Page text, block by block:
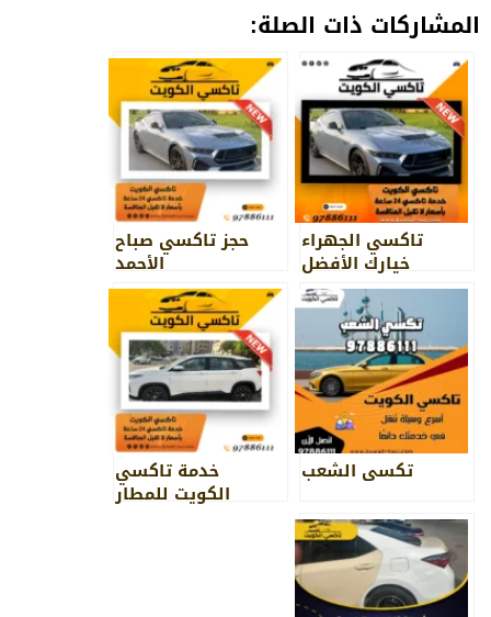
المشاركات ذات الصلة:
تاكسي الجهراء
خيارك الأفضل
حجز تاكسي صباح
الأحمد
تكسي الشعب خدمة تاكسي
الكويت للمطار